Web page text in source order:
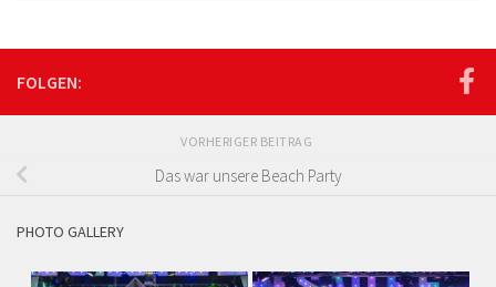
FOLGEN:
VORHERIGER BEITRAG
Das war unsere Beach Party
PHOTO GALLERY